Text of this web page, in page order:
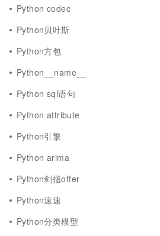
Python codec
Python贝叶斯
Python方包
Python__name__
Python sql语句
Python attribute
Python引擎
Python arima
Python剑指offer
Python速速
Python分类模型